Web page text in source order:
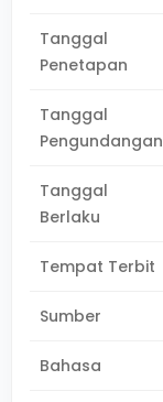
Tanggal
Penetapan
Tanggal
Pengundangan
Tanggal
Berlaku
Tempat Terbit
Sumber
Bahasa